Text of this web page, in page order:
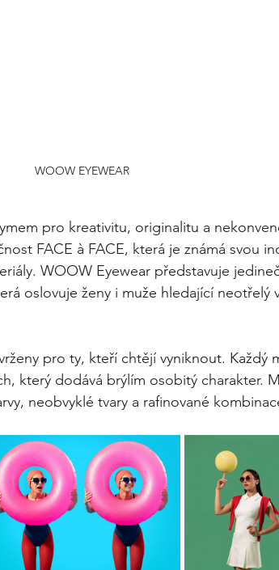
WOOW EYEWEAR
pro kreativitu, originalitu a
FACE à FACE, která je známá svou
WOOW Eyewear představuje
oslovuje ženy i muže hledající neotřelý
pro ty, kteří chtějí vyniknout. Každý
který dodává brýlím osobitý charakter.
neobvyklé tvary a rafinované